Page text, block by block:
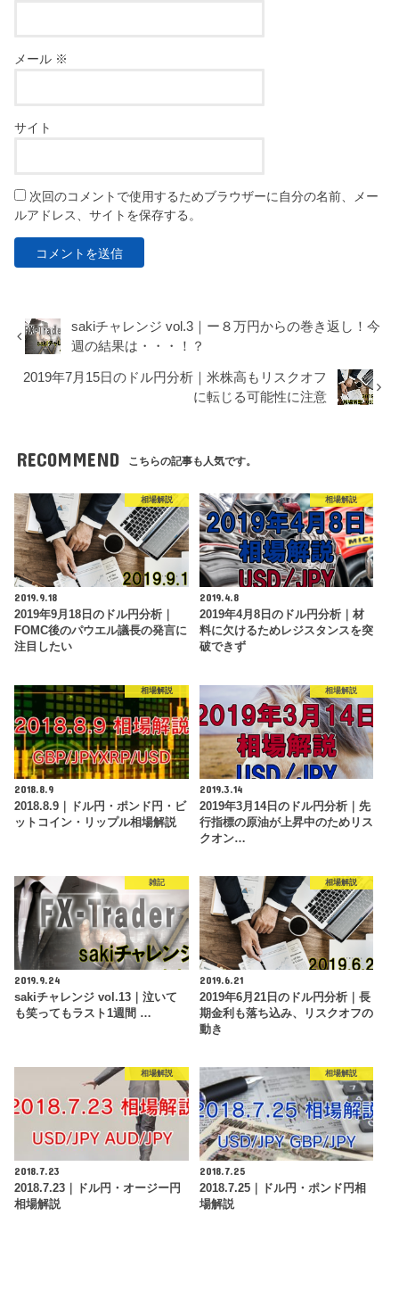
メール ※
サイト
次回のコメントで使用するためブラウザーに自分の名前、メー
ルアドレス、サイトを保存する。
sakiチャレンジ vol.3｜ー８万円からの巻き返し！今
週の結果は・・・！？
2019年7月15日のドル円分析｜米株高もリスクオフ
に転じる可能性に注意
RECOMMEND こちらの記事も人気です。
相場解説
2019.9.18
2019年9月18日のドル円分析｜
FOMC後のパウエル議長の発言に
注目したい
相場解説
2019.4.8
2019年4月8日のドル円分析｜材
料に欠けるためレジスタンスを突
破できず
相場解説
2018.8.9
2018.8.9｜ドル円・ポンド円・ビ
ットコイン・リップル相場解説
相場解説
2019.3.14
2019年3月14日のドル円分析｜先
行指標の原油が上昇中のためリス
クオン…
雑記
2019.9.24
sakiチャレンジ vol.13｜泣いて
も笑ってもラスト1週間 …
相場解説
2019.6.21
2019年6月21日のドル円分析｜長
期金利も落ち込み、リスクオフの
動き
相場解説
2018.7.23
2018.7.23｜ドル円・オージー円
相場解説
相場解説
2018.7.25
2018.7.25｜ドル円・ポンド円相
場解説